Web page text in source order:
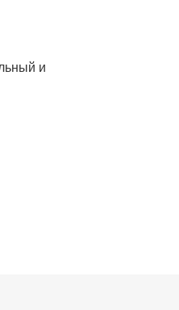
и